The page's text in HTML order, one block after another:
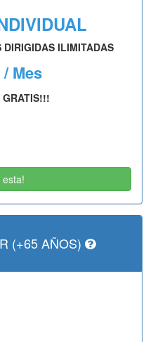
ILIMITADAS
/ Mes
GRATIS!!!
esta!
(+65 AÑOS)